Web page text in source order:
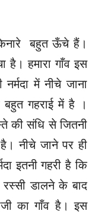
बहुत ऊँचे हैं।
है। हमारा गाँव इस
में नीचे जाना
बहुत गहराई में है ।
की संधि से जितनी
नीचे जाने पर ही
इतनी गहरी है कि
डालने के बाद
का गाँव है। इस